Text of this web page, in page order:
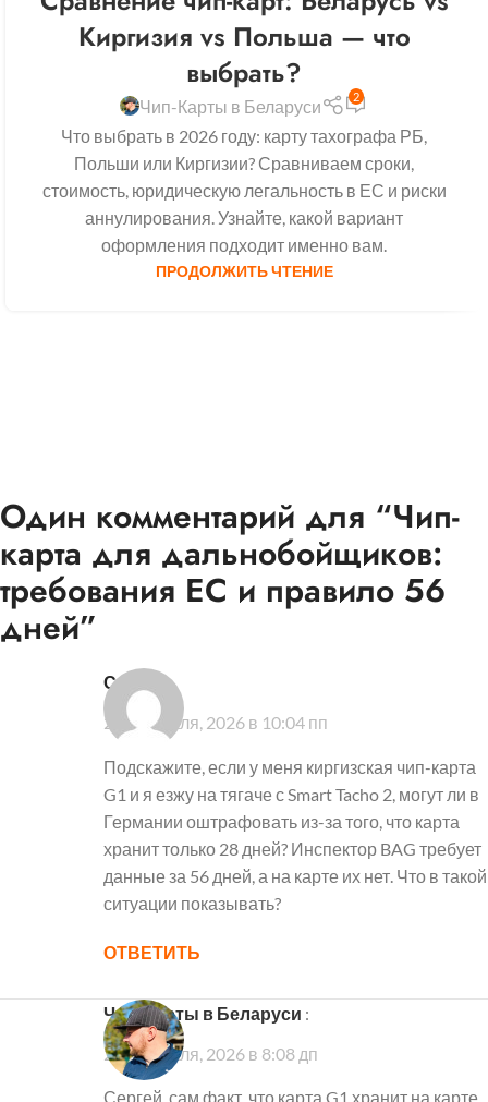
Киргизия vs Польша — что
выбрать?
Чип-Карты в Беларуси 2
Что выбрать в 2026 году: карту тахографа РБ,
Польши или Киргизии? Сравниваем сроки,
стоимость, юридическую легальность в ЕС и риски
аннулирования. Узнайте, какой вариант
оформления подходит именно вам.
ПРОДОЛЖИТЬ ЧТЕНИЕ
Один комментарий для “Чип-
карта для дальнобойщиков:
требования ЕС и правило 56
дней”
Сергей
:
23 февраля, 2026 в 10:04 пп
Подскажите, если у меня киргизская чип-карта
G1 и я езжу на тягаче с Smart Tacho 2, могут ли в
Германии оштрафовать из-за того, что карта
хранит только 28 дней? Инспектор BAG требует
данные за 56 дней, а на карте их нет. Что в такой
ситуации показывать?
ОТВЕТИТЬ
Чип-Карты в Беларуси :
24 февраля, 2026 в 8:08 дп
Сергей, сам факт, что карта G1 хранит на карте